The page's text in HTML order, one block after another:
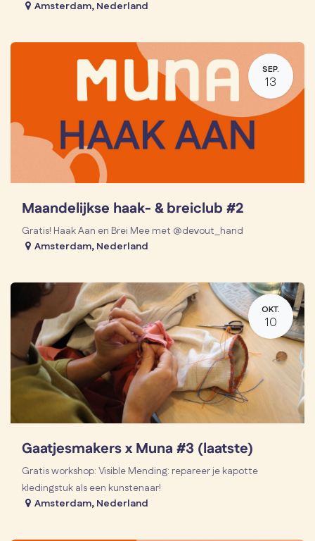
Amsterdam, Nederland
SEP.
13
Maandelijkse haak- & breiclub #2
Gratis! Haak Aan en Brei Mee met @devout_hand
Amsterdam, Nederland
OKT.
10
Gaatjesmakers x Muna #3 (laatste)
Gratis workshop: Visible Mending: repareer je kapotte
kledingstuk als een kunstenaar!
Amsterdam, Nederland